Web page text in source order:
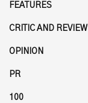
FEATURES
CRITIC AND REVIEW
OPINION
PR
100